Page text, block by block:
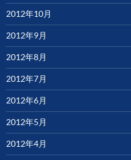
2012年10月
2012年9月
2012年8月
2012年7月
2012年6月
2012年5月
2012年4月